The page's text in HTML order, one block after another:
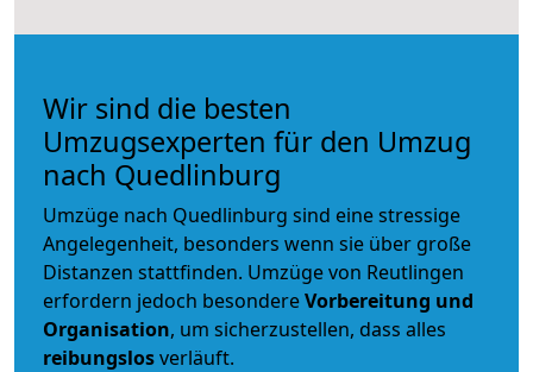
Wir sind die besten
Umzugsexperten für den Umzug
nach Quedlinburg
Umzüge nach Quedlinburg sind eine stressige
Angelegenheit, besonders wenn sie über große
Distanzen stattfinden. Umzüge von Reutlingen
erfordern jedoch besondereVorbereitung und
Organisation, um sicherzustellen, dass alles
reibungslosverläuft.